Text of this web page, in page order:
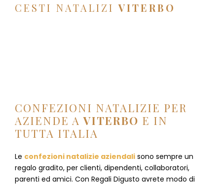
CESTI NATALIZIVITERBO
CONFEZIONI NATALIZIE PER
AZIENDE AVITERBO E IN
TUTTA ITALIA
Le confezioni natalizie aziendali sono sempre un
regalo gradito, per clienti, dipendenti, collaboratori,
parenti ed amici. Con Regali Digusto avrete modo di